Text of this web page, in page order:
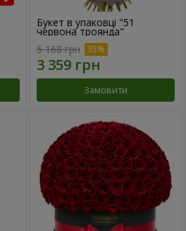
Букет в упаковці "51
червона троянда"
5 168 грн
Замовити